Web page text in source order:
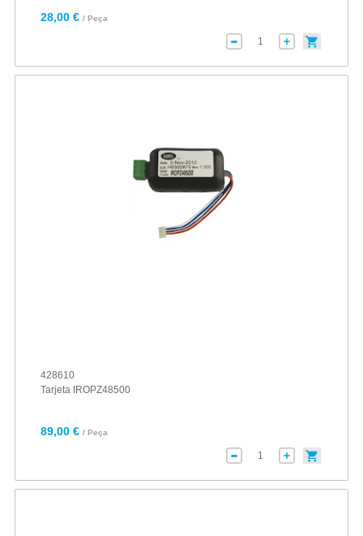
28,00 € / Peça
428610
Tarjeta IROPZ48500
89,00 € / Peça